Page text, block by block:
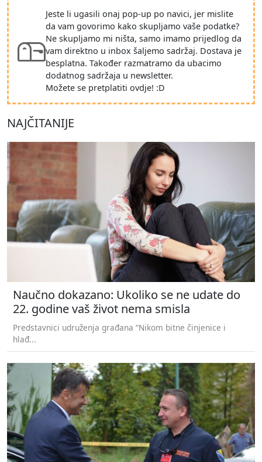
Jeste li ugasili onaj pop-up po navici, jer mislite
da vam govorimo kako skupljamo vaše podatke?
Ne skupljamo mi ništa, samo imamo prijedlog da
vam direktno u inbox šaljemo sadržaj. Dostava je
besplatna. Također razmatramo da ubacimo
dodatnog sadržaja u newsletter.
Možete se pretplatiti ovdje! :D
NAJČITANIJE
Naučno dokazano: Ukoliko se ne udate do
22. godine vaš život nema smisla
Predstavnici udruženja građana “Nikom bitne činjenice i
hlađ...